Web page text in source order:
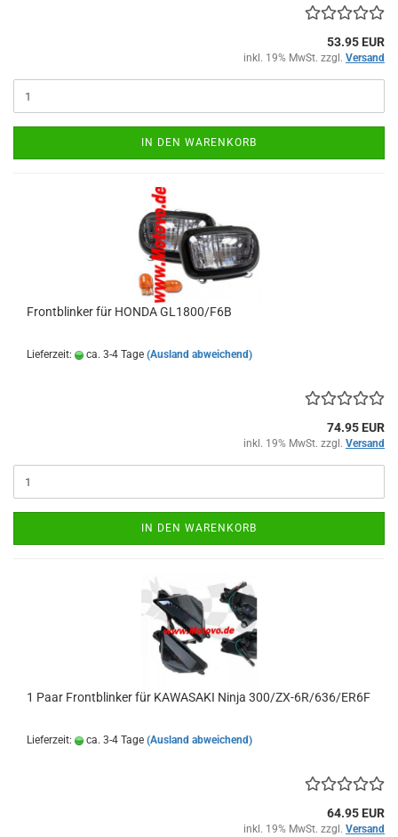
53.95 EUR
inkl. 19% MwSt. zzgl. Versand
IN DEN WARENKORB
Frontblinker für HONDA GL1800/F6B
Lieferzeit: ca. 3-4 Tage (Ausland abweichend)
74.95 EUR
inkl. 19% MwSt. zzgl. Versand
IN DEN WARENKORB
1 Paar Frontblinker für KAWASAKI Ninja 300/ZX-6R/636/ER6F
Lieferzeit: ca. 3-4 Tage (Ausland abweichend)
64.95 EUR
inkl. 19% MwSt. zzgl. Versand